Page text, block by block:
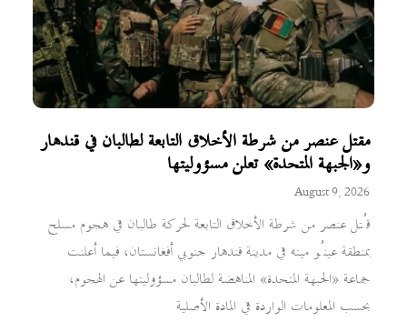
مقتل عنصر من شرطة الأخلاق التابعة لطالبان في قندهار
و«الجبهة المتحدة» تعلن مسؤوليتها
August 9, 2026
قُتل عنصر من شرطة الأخلاق التابعة لحركة طالبان في هجوم مسلح
بمنطقة عينُو مينه في مدينة قندهار جنوبي أفغانستان، فيما أعلنت
جماعة «الجبهة المتحدة» المناهضة لطالبان مسؤوليتها عن الهجوم،
بحسب المعلومات الواردة في المادة الأصلية